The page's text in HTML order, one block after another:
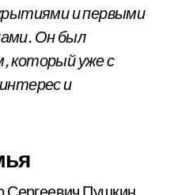
и первыми
Он был
который уже с
и